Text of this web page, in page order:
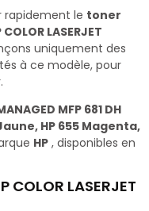
rapidement le toner
LASERJET
uniquement des
à ce modèle, pour
MFP 681 DH
HP 655 Magenta,
HP , disponibles en
LASERJET